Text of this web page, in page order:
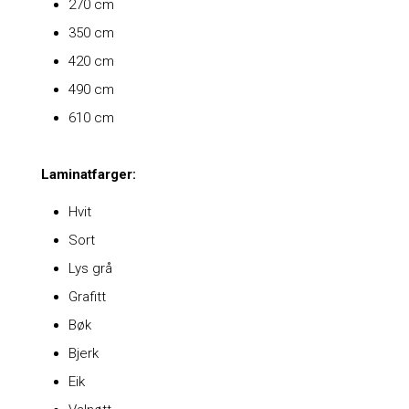
270 cm
350 cm
420 cm
490 cm
610 cm
Laminatfarger:
Hvit
Sort
Lys grå
Grafitt
Bøk
Bjerk
Eik